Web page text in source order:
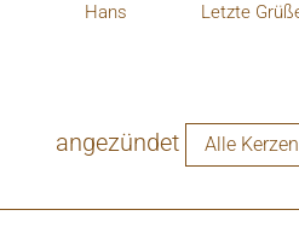
Hans
angezündet
Alle Kerzen